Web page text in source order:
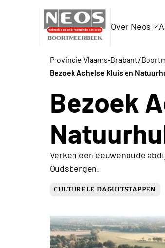
Over Neos
Provincie Vlaams-Brabant/
Bezoek Achelse Kluis en
Bezoek
Verken een eeuwenoude
Oudsbergen.
CULTURELE DAGUITSTAPPEN